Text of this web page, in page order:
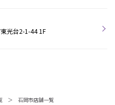
光台2-1-44 1F
石岡市店舗一覧